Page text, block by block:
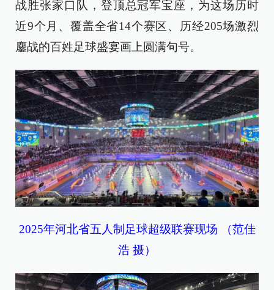
战胜张家口队，登顶总冠军宝座，为这场历时
近9个月、覆盖全省14个赛区、历经205场激烈
鏖战的百姓足球盛宴画上圆满句号。
2025年河北省五人制足球超级联赛现场 （范佳
浩 摄）